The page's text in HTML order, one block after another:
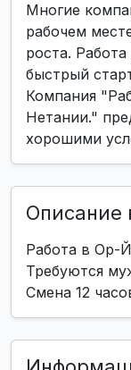
Многие
рабочем
роста.
быстрый
Компания
Нетании."
хорошими
Описание
Работа в Ор-
Требуются
Смена 12